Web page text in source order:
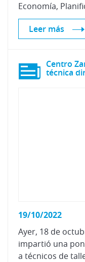
Leer más
Centro
19/10/2022
Ayer, 18 de
impartió una